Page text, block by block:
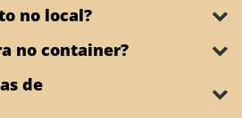
no local?
no container?
de